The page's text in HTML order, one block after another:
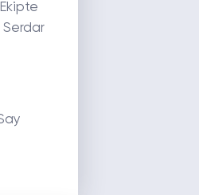
Serdar